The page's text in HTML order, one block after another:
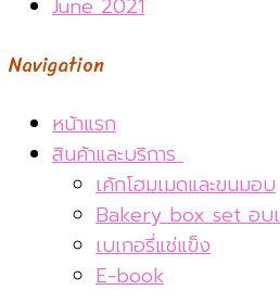
June 2021
Navigation
หน้าแรก
สินค้าและบริการ
เค้กโฮมเมดและขนมอบ
Bakery box set อบ
เบเกอรี่แช่แข็ง
E-book